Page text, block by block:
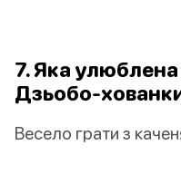
7. Яка
Дзьобо-
Весело грати з